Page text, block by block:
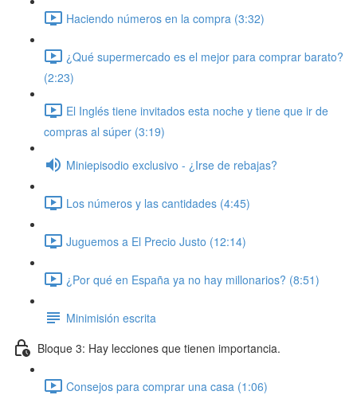
Haciendo números en la compra (3:32)
¿Qué supermercado es el mejor para comprar barato?
(2:23)
El Inglés tiene invitados esta noche y tiene que ir de
compras al súper (3:19)
Miniepisodio exclusivo - ¿Irse de rebajas?
Los números y las cantidades (4:45)
Juguemos a El Precio Justo (12:14)
¿Por qué en España ya no hay millonarios? (8:51)
Minimisión escrita
Bloque 3: Hay lecciones que tienen importancia.
Consejos para comprar una casa (1:06)